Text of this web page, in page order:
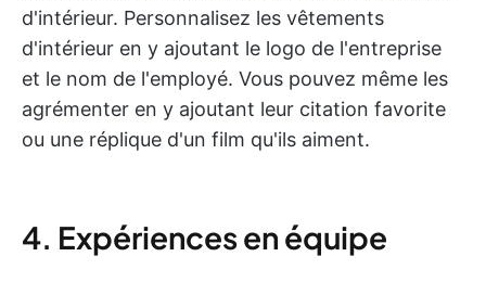
d'intérieur. Personnalisez les vêtements
d'intérieur en y ajoutant le logo de l'entreprise
et le nom de l'employé. Vous pouvez même les
agrémenter en y ajoutant leur citation favorite
ou une réplique d'un film qu'ils aiment.
4. Expériences en équipe